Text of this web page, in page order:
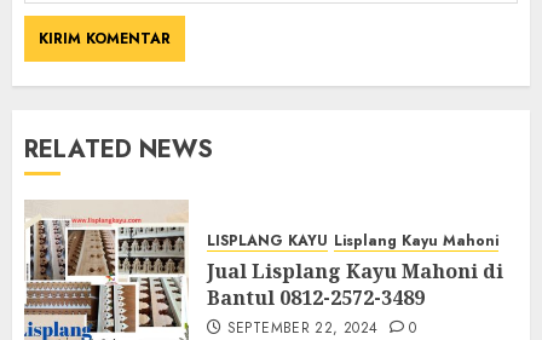
RELATED NEWS
LISPLANG KAYU Lisplang Kayu Mahoni
Jual Lisplang Kayu Mahoni di
Bantul 0812-2572-3489
SEPTEMBER 22, 2024 0